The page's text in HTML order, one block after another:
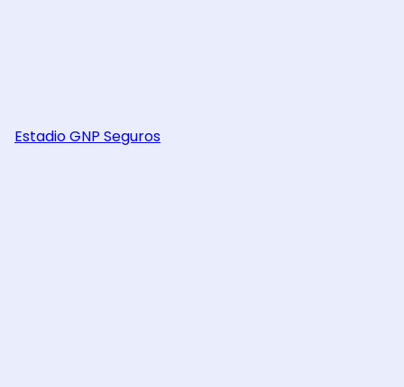
Estadio GNP Seguros